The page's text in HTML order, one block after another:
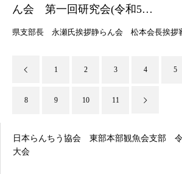
ん会 第一回研究会(令和5…
県支部長 永瀬氏挨拶静らん会 松本会長挨拶
1 2 3 4 5
8 9 10 11
日本らんちう協会 東部本部観魚会支部
大会